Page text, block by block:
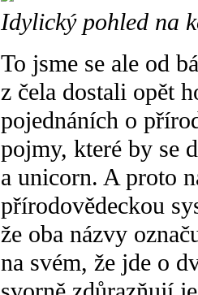
Idylický pohled na
To jsme se ale od
z čela dostali opět
pojednáních o
pojmy, které by se
a unicorn. A proto
přírodovědeckou
že oba názvy
na svém, že jde o